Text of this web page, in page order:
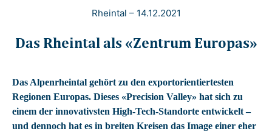
Rheintal – 14.12.2021
Das Rheintal als «Zentrum Europas»
Das Alpenrheintal gehört zu den exportorientiertesten
Regionen Europas. Dieses «Precision Valley» hat sich zu
einem der innovativsten High-Tech-Standorte entwickelt –
und dennoch hat es in breiten Kreisen das Image einer eher